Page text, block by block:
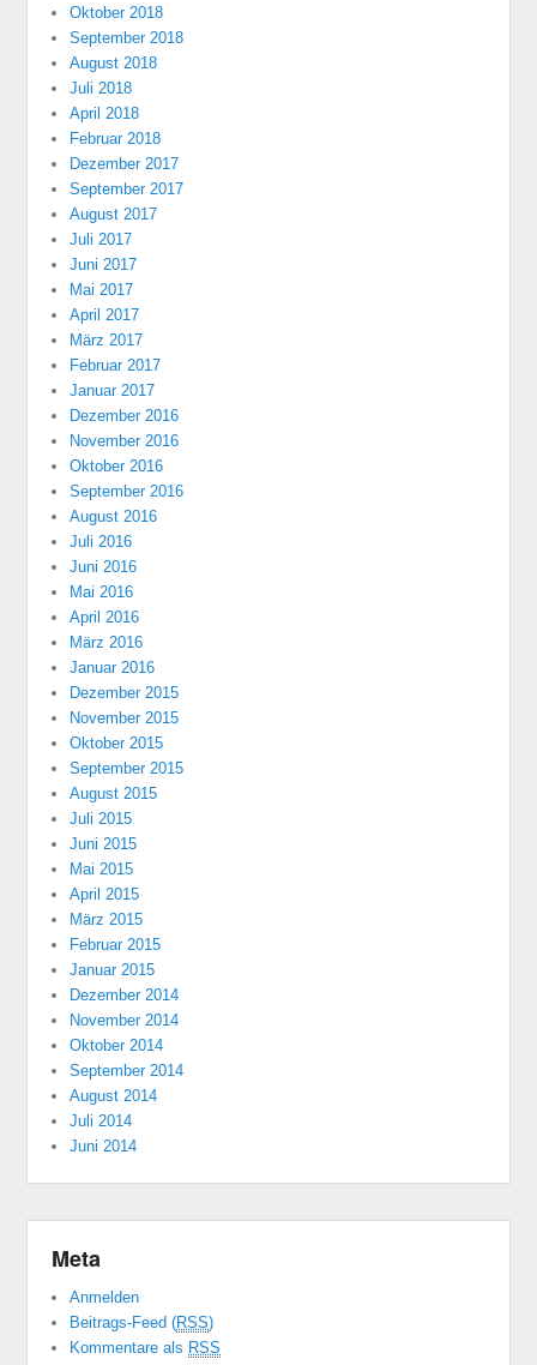
Oktober 2018
September 2018
August 2018
Juli 2018
April 2018
Februar 2018
Dezember 2017
September 2017
August 2017
Juli 2017
Juni 2017
Mai 2017
April 2017
März 2017
Februar 2017
Januar 2017
Dezember 2016
November 2016
Oktober 2016
September 2016
August 2016
Juli 2016
Juni 2016
Mai 2016
April 2016
März 2016
Januar 2016
Dezember 2015
November 2015
Oktober 2015
September 2015
August 2015
Juli 2015
Juni 2015
Mai 2015
April 2015
März 2015
Februar 2015
Januar 2015
Dezember 2014
November 2014
Oktober 2014
September 2014
August 2014
Juli 2014
Juni 2014
Meta
Anmelden
Beitrags-Feed (RSS)
Kommentare als RSS